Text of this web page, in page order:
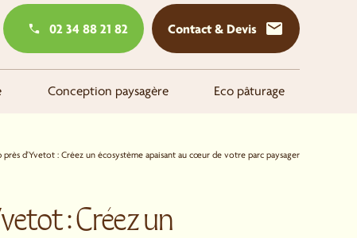
02 34 88 21 82 Contact & Devis mail
Conception paysagère Eco pâturage
près d'Yvetot : Créez un écosystème apaisant au cœur de votre parc paysager
: Créez un